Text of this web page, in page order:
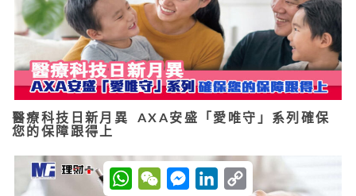
醫療科技日新月異 AXA安盛「愛唯守」系列確保
您的保障跟得上
W
h
W
e
M
e
L
C